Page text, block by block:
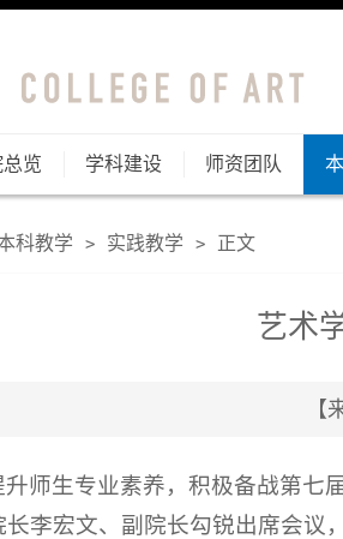
览 学科建设 师资团队
科教学 > 实践教学 > 正文
艺术
【
师生专业素养，积极备战第七
李宏文、副院长勾锐出席会议